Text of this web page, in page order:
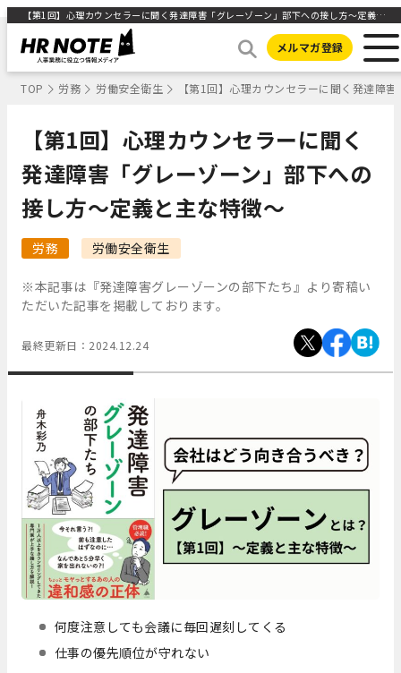
【第1回】心理カウンセラーに聞く発達障害「グレーゾーン」部下への接し方～定義と主な特徴～ ｜HR NOTE
メルマガ登録
TOP 労務 労働安全衛生 【第1回】心理カウンセラーに聞く発達障
【第1回】心理カウンセラーに聞く
発達障害「グレーゾーン」部下への
接し方～定義と主な特徴～
労務 労働安全衛生
※本記事は『発達障害グレーゾーンの部下たち』より寄稿い
ただいた記事を掲載しております。
最終更新日： 2024.12.24
何度注意しても会議に毎回遅刻してくる
仕事の優先順位が守れない